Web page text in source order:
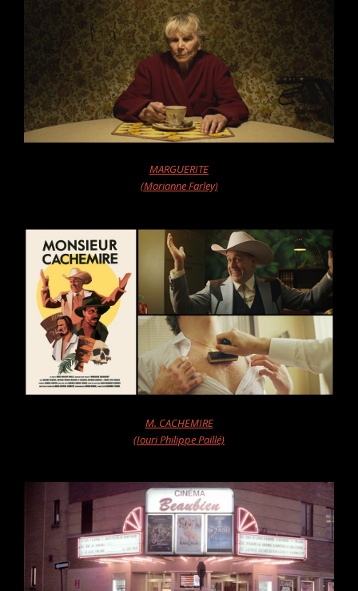
MARGUERITE
(Marianne Farley)
M. CACHEMIRE
(Iouri Philippe Paillé)